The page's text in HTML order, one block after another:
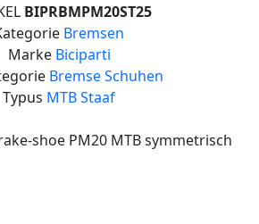
BIPRBMPM20ST25
Bremsen
Marke Biciparti
Bremse Schuhen
Typus MTB Staaf
shoe PM20 MTB symmetrisch